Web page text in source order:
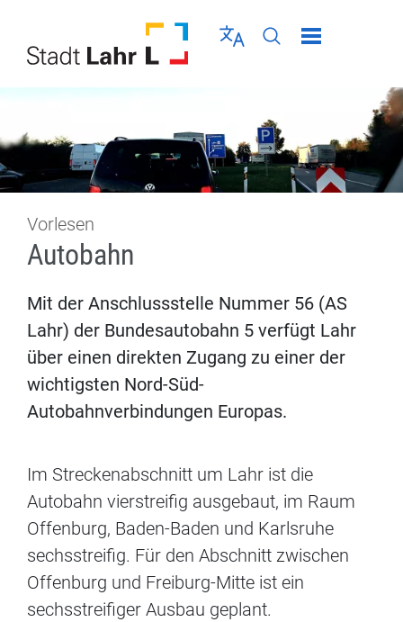
Sprache wählen
Seiten-Suche
Menü schließen
Vorlesen
Autobahn
Mit der Anschlussstelle Nummer 56 (AS
Lahr) der Bundesautobahn 5 verfügt Lahr
über einen direkten Zugang zu einer der
wichtigsten Nord-Süd-
Autobahnverbindungen Europas.
Im Streckenabschnitt um Lahr ist die
Autobahn vierstreifig ausgebaut, im Raum
Offenburg, Baden-Baden und Karlsruhe
sechsstreifig. Für den Abschnitt zwischen
Offenburg und Freiburg-Mitte ist ein
sechsstreifiger Ausbau geplant.